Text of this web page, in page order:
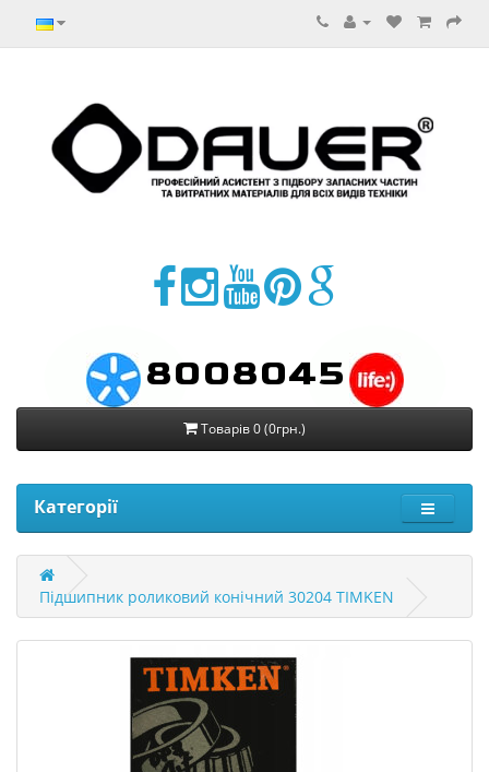
8008045
Товарів 0 (0грн.)
Категорії
Підшипник роликовий конічний 30204 TIMKEN